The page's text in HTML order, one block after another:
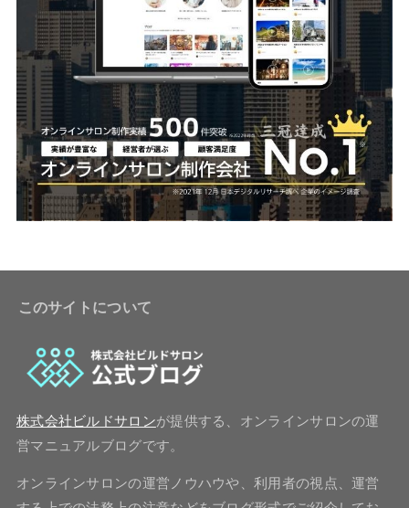
このサイトについて
株式会社ビルドサロンが提供する、オンラインサロンの運
営マニュアルブログです。
オンラインサロンの運営ノウハウや、利用者の視点、運営